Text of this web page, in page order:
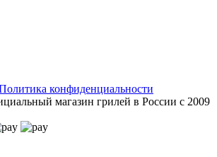
конфиденциальности
магазин грилей в России с 2009